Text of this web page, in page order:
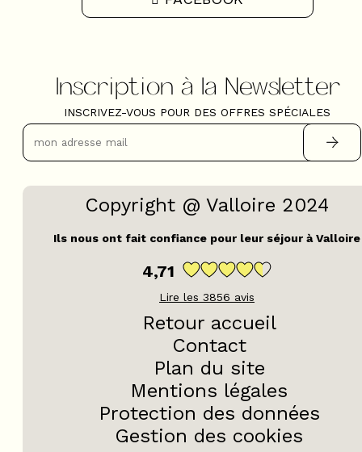
Inscription à la Newsletter
INSCRIVEZ-VOUS POUR DES OFFRES SPÉCIALES
Copyright @ Valloire 2024
Ils nous ont fait confiance pour leur séjour à Valloire
4,71
Lire les 3856 avis
Retour accueil
Contact
Plan du site
Mentions légales
Protection des données
Gestion des cookies